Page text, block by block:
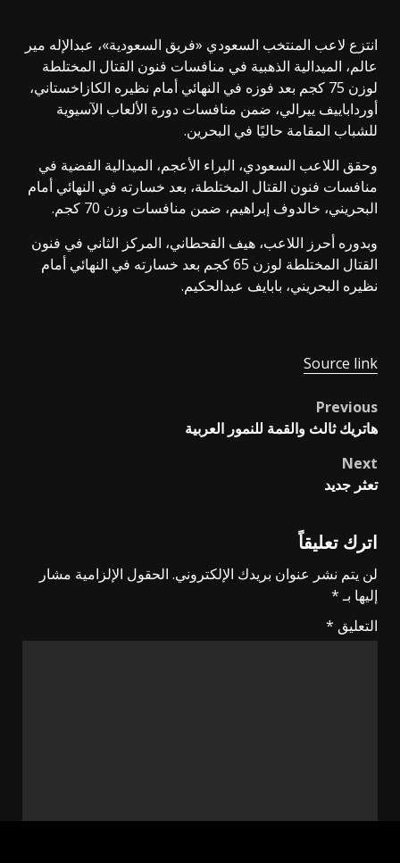
انتزع لاعب المنتخب السعودي «فريق السعودية»، عبدالإله مير
عالم، الميدالية الذهبية في منافسات فنون القتال المختلطة
لوزن 75 كجم بعد فوزه في النهائي أمام نظيره الكازاخستاني،
أورداباييف ييرالي، ضمن منافسات دورة الألعاب الآسيوية
للشباب المقامة حاليًا في البحرين.
وحقق اللاعب السعودي، البراء الأعجم، الميدالية الفضية في
منافسات فنون القتال المختلطة، بعد خسارته في النهائي أمام
البحريني، خالدوف إبراهيم، ضمن منافسات وزن 70 كجم.
وبدوره أحرز اللاعب، هيف القحطاني، المركز الثاني في فنون
القتال المختلطة لوزن 65 كجم بعد خسارته في النهائي أمام
نظيره البحريني، بابايف عبدالحكيم.
Source link
Post
navigation
Previous
هاتريك ثالث والقمة للنمور العربية
Next
تعثر جديد
اترك تعليقاً
لن يتم نشر عنوان بريدك الإلكتروني. الحقول الإلزامية مشار
إليها بـ*
التعليق *